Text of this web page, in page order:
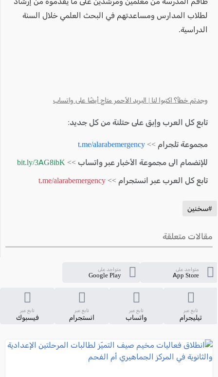
لطلاب المدارس ومساعدتهم في البحث العلمي خلال السنة
الدراسية.
وجدتم خطأ؟ اكتبوا لنا | البريد الأحمر متاح أيضًا على واتساب
تابع كل العرب وإبق على حتلنة من كل جديد:
مجموعة تلجرام >> t.me/alarabemergency
للإنضمام الى مجموعة الأخبار عبر واتساب >> bit.ly/3AG8ibK
تابع كل العرب عبر انستجرام >> t.me/alarabemergency
#سخنين
مقالات متعلقة
متواجد على
App Store
متواجد على
Google Play
تابع عبر
تيليجرام
تابع عبر
واتساب
تابع عبر
انستجرام
تابع عبر
فيسبوك